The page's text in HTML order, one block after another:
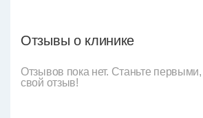
Отзывы о клинике
Отзывов пока нет. Станьте первыми,
свой отзыв!